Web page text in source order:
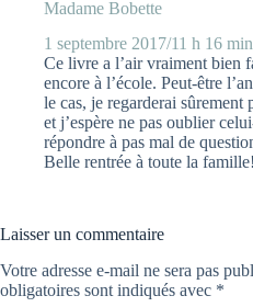
Madame Bobette
1 septembre 2017/11 h 16 min
Ce livre a l’air vraiment bien
encore à l’école. Peut-être
le cas, je regarderai sûrement
et j’espère ne pas oublier
répondre à pas mal de
Belle rentrée à toute la famille!
Laisser un commentaire
Votre adresse e-mail ne sera pas
obligatoires sont indiqués avec *